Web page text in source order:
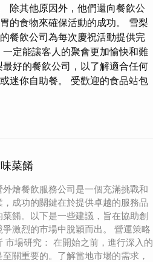
除其他原因外，他們還向餐飲公
的食物來確保活動的成功。 雪梨
餐飲公司為每次慶祝活動提供完
定能讓客人的聚會更加愉快和難
好的餐飲公司，以了解適合任何
迷你自助餐。 受歡迎的食品站包
菜餚
外燴餐飲服務公司是一個充滿挑戰和
，成功的關鍵在於提供卓越的服務品
菜餚。以下是一些建議，旨在協助創
爭激烈的市場中脫穎而出。 營運策略
市場研究： 在開始之前，進行深入的
關重要的。了解當地市場的需求，